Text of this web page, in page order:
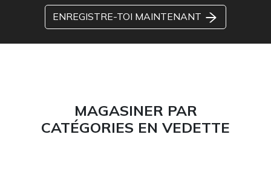
ENREGISTRE-TOI MAINTENANT
MAGASINER PAR
CATÉGORIES EN VEDETTE